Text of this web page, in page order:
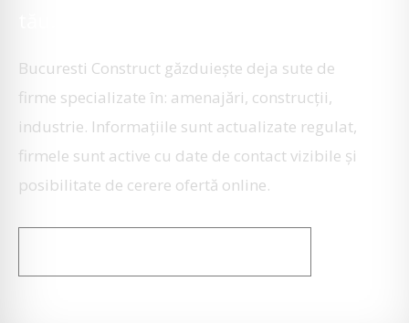
Bucuresti Construct găzduiește deja sute de
firme specializate în: amenajări, construcţii,
industrie. Informaţiile sunt actualizate regulat,
firmele sunt active cu date de contact vizibile şi
posibilitate de cerere ofertă online.